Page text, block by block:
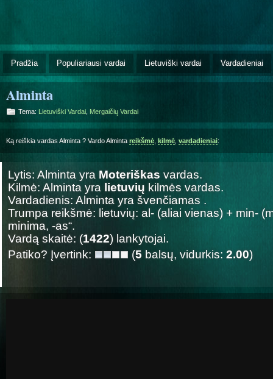
Pradžia Populiariausi vardai Lietuviški vardai Vardadieniai
Alminta
Tema: Lietuviški Vardai Mergaičių Vardai
Ką reiškia vardas Alminta ? Vardo Alminta reikšmė kilmė vardadieniai:
Lytis: Alminta yra Moteriškas vardas.
Kilmė: Alminta yra lietuvių kilmės vardas.
Vardadienis: Alminta yra švenčiamas .
Trumpa reikšmė: lietuvių: al- (aliai vienas) + min-
minima, -as“.
Vardą skaitė: (1422) lankytojai.
Patiko? Įvertink:
(5 balsų, vidurkis: 2.00)